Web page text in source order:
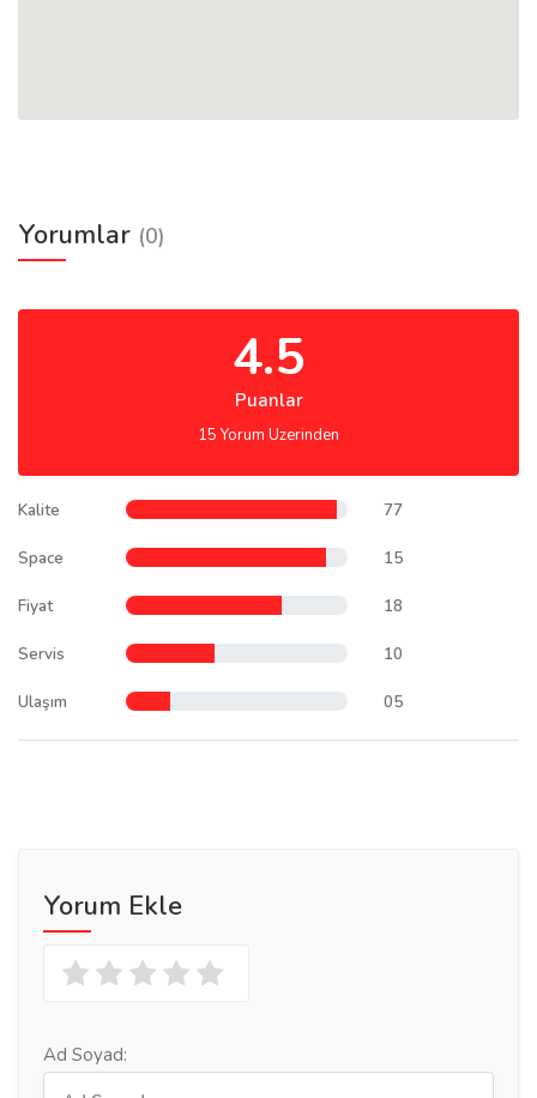
Yorumlar (0)
4.5
Puanlar
15 Yorum Uzerinden
Kalite 77
Space 15
Fiyat 18
Servis 10
Ulaşım 05
Yorum Ekle
Ad Soyad: